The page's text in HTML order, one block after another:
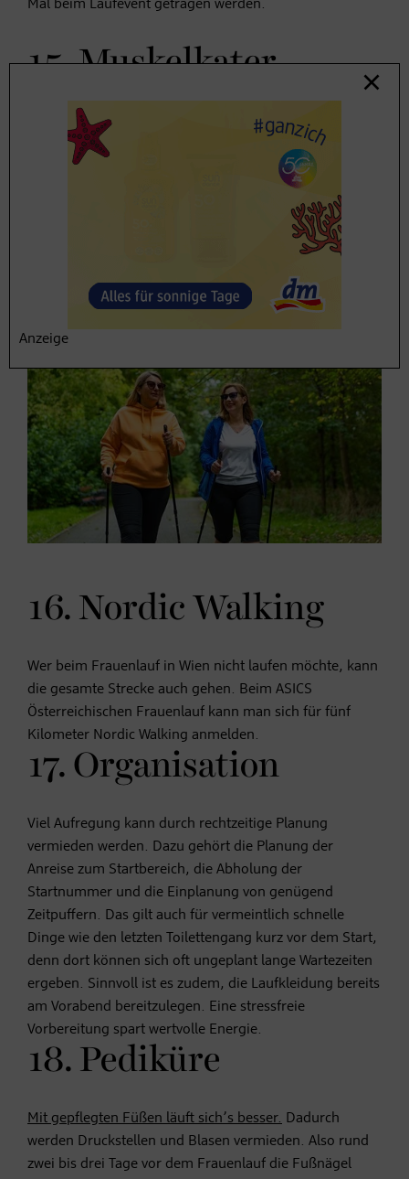
Mal beim Laufevent getragen werden.
15. Muskelkater
LeichterMuskelkater ist normal – besonders
neuen Reizen
wie Intervalltraining oder längeren Läufen
in der Vorbereitung auf den Österreichischen
Frauenlauf. Wichtig bei Muskelkater ist ein lockeres
Training oder ein Spaziergang anstelle von harten
Einheiten. Bei müden Beinen gilt: Tempo rausnehmen
16. Nordic Walking
Wer beim Frauenlauf in Wien nicht laufen möchte, kann
die gesamte Strecke auch gehen. Beim ASICS
Österreichischen Frauenlauf kann man sich für fünf
Kilometer Nordic Walking anmelden.
17. Organisation
Viel Aufregung kann durch rechtzeitige Planung
vermieden werden. Dazu gehört die Planung der
Anreise zum Startbereich, die Abholung der
Startnummer und die Einplanung von genügend
Zeitpuffern. Das gilt auch für vermeintlich schnelle
Dinge wie den letzten Toilettengang kurz vor dem Start,
denn dort können sich oft ungeplant lange Wartezeiten
ergeben. Sinnvoll ist es zudem, die Laufkleidung bereits
am Vorabend bereitzulegen. Eine stressfreie
Vorbereitung spart wertvolle Energie.
18. Pediküre
Mit gepflegten Füßen läuft sich’s besser. Dadurch
werden Druckstellen und Blasen vermieden. Also rund
zwei bis drei Tage vor dem Frauenlauf die Fußnägel
Anzeige